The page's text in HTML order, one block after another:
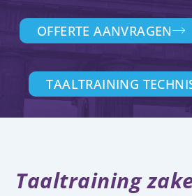
OFFERTE AANVRAGEN
TAALTRAINING
Taaltraining